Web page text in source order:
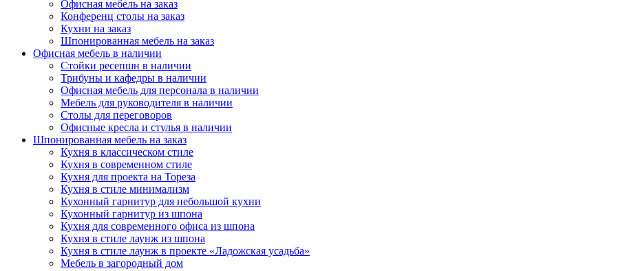
Офисная мебель на заказ
Конференц столы на заказ
Кухни на заказ
Шпонированная мебель на заказ
Офисная мебель в наличии
Стойки ресепшн в наличии
Трибуны и кафедры в наличии
Офисная мебель для персонала в наличии
Мебель для руководителя в наличии
Столы для переговоров
Офисные кресла и стулья в наличии
Шпонированная мебель на заказ
Кухня в классическом стиле
Кухня в современном стиле
Кухня для проекта на Тореза
Кухня в стиле минимализм
Кухонный гарнитур для небольшой кухни
Кухонный гарнитур из шпона
Кухня для современного офиса из шпона
Кухня в стиле лаунж из шпона
Кухня в стиле лаунж в проекте «Ладожская усадьба»
Мебель в загородный дом